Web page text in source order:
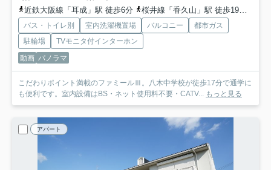
近鉄大阪線「耳成」駅 徒歩6分
桜井線「香久山」駅 徒歩19分
バス・トイレ別 室内洗濯機置場 バルコニー
都市ガス
駐輪場
TVモニタ付インターホン
動画 パノラマ
こだわりポイント満載のファミールⅢ。八木中学校が徒歩17分で通学に
も便利です。室内設備はBS・ネット使用料不要・CATV...
もっと見る
アパート